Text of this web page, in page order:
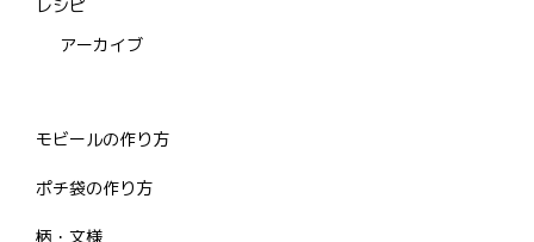
レシピ
アーカイブ
モビールの作り方
ポチ袋の作り方
柄・文様